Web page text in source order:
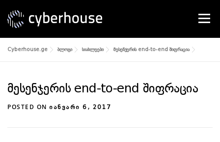
content
Menu
Cyberhouse.ge ბლოგი სიახლეები მესენჯერის end-to-end შიფრაცია
მესენჯერის end-to-end შიფრაცია
POSTED ON ᲘᲐᲜᲕᲐᲠᲘ 6, 2017